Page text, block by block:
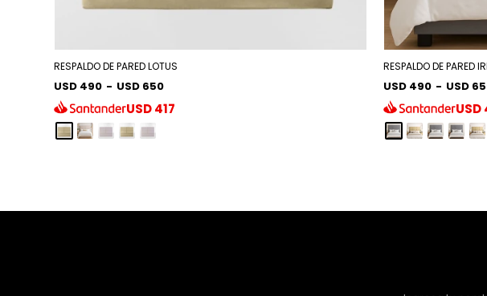
RESPALDO DE PARED LOTUS
USD 490 - USD 650
USD417
RESPALDO DE PARED
USD 490 - USD
USD